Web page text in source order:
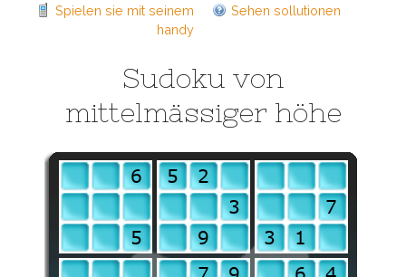
Spielen sie mit seinem
handy
Sehen sollutionen
Sudoku von
mittelmässiger höhe